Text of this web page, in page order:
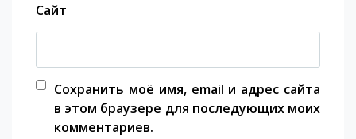
Сайт
Сохранить моё имя, email и адрес сайта
в этом браузере для последующих моих
комментариев.